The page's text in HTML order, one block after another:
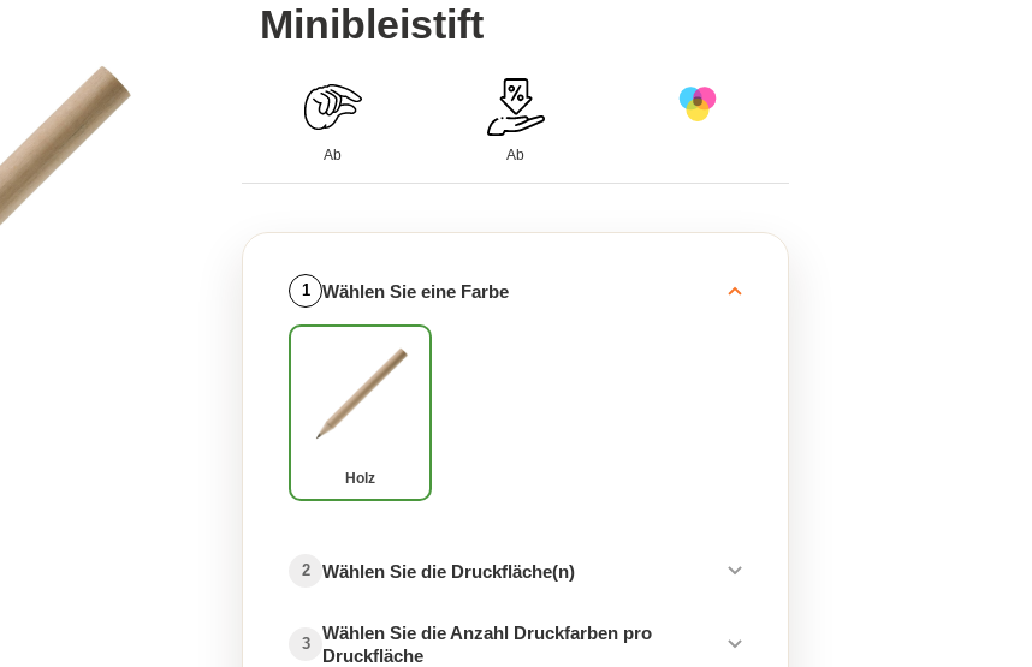
Minibleistift
Ab Ab
1 Wählen Sie eine Farbe
Holz
2 Wählen Sie die Druckfläche(n)
3
Wählen Sie die Anzahl Druckfarben pro
Druckfläche